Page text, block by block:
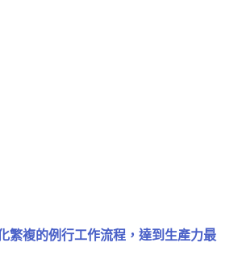
繁複的例行工作流程，達到生產力最